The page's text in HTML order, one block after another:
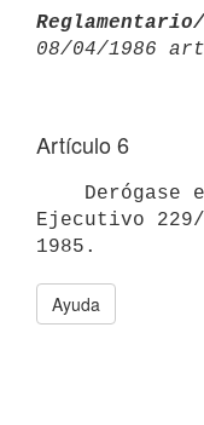
08/04/1986
Artículo 6
Ejecutivo
Ayuda